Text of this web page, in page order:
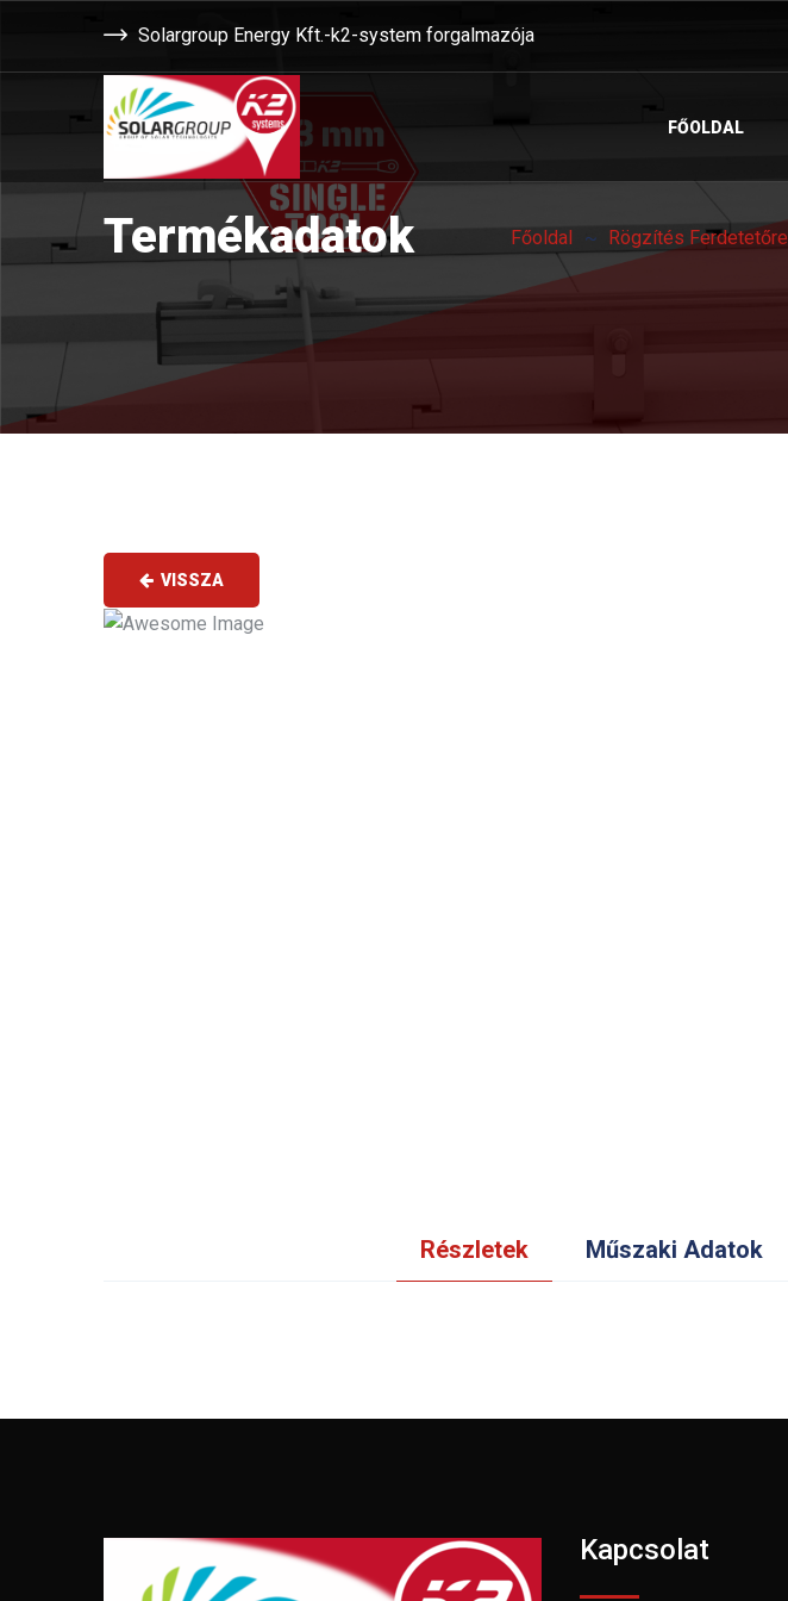
Solargroup Energy Kft.-k2-system forgalmazója
FŐOLDAL
Termékadatok Főoldal Rögzítés Ferdetetőre
VISSZA
Részletek Műszaki Adatok
Kapcsolat